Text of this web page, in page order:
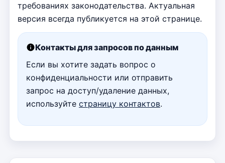
требованиях законодательства. Актуальная
версия всегда публикуется на этой странице.
Контакты для запросов по данным
Если вы хотите задать вопрос о
конфиденциальности или отправить
запрос на доступ/удаление данных,
используйте страницу контактов.